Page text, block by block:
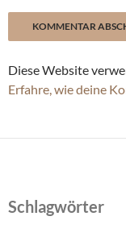
Diese Website
Erfahre, wie deine
Schlagwörter